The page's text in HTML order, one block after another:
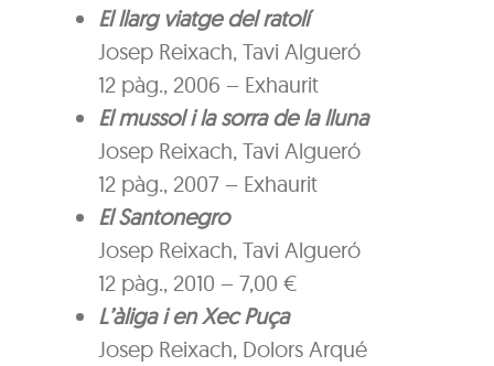
El llarg viatge del ratolí
Josep Reixach, Tavi Algueró
12 pàg., 2006 – Exhaurit
El mussol i la sorra de la lluna
Josep Reixach, Tavi Algueró
12 pàg., 2007 – Exhaurit
El Santonegro
Josep Reixach, Tavi Algueró
12 pàg., 2010 – 7,00 €
L’àliga i en Xec Puça
Josep Reixach, Dolors Arqué